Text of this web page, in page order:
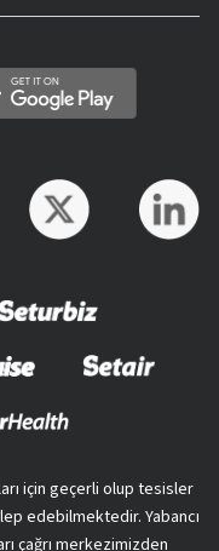
için geçerli olup tesisler
edebilmektedir. Yabancı
çağrı merkezimizden